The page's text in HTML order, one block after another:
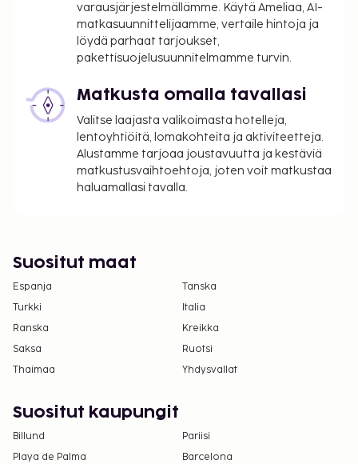
varausjärjestelmällämme. Käytä Ameliaa, AI-
matkasuunnittelijaamme, vertaile hintoja ja
löydä parhaat tarjoukset,
pakettisuojelusuunnitelmamme turvin.
Matkusta omalla tavallasi
Valitse laajasta valikoimasta hotelleja,
lentoyhtiöitä, lomakohteita ja aktiviteetteja.
Alustamme tarjoaa joustavuutta ja kestäviä
matkustusvaihtoehtoja, joten voit matkustaa
haluamallasi tavalla.
Suositut maat
Espanja
Tanska
Turkki
Italia
Ranska
Kreikka
Saksa
Ruotsi
Thaimaa
Yhdysvallat
Suositut kaupungit
Billund
Pariisi
Playa de Palma
Barcelona